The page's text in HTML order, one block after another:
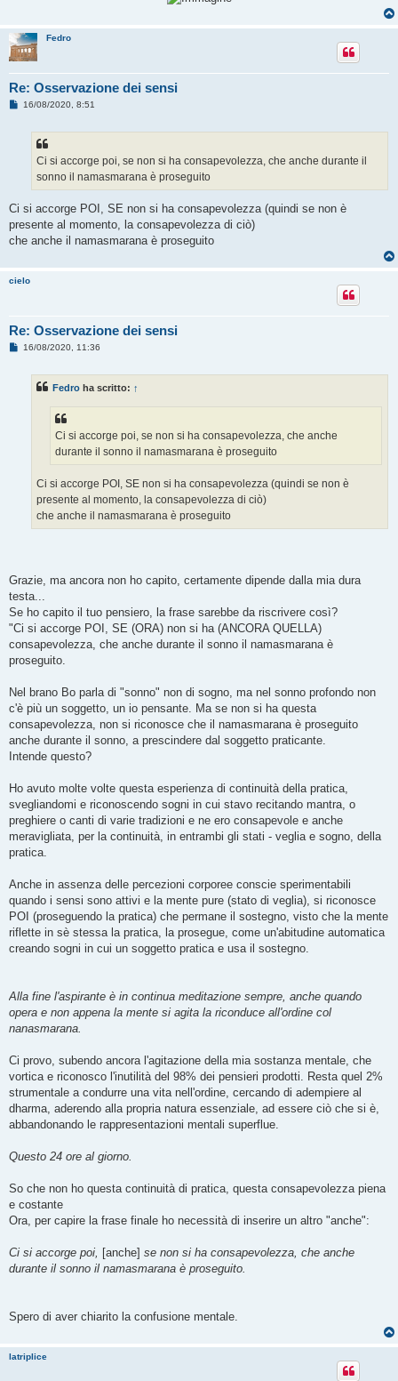
Fedro
Re: Osservazione dei sensi
M
16/08/2020, 8:51
Ci si accorge poi, se non si ha consapevolezza, che anche durante il
sonno il namasmarana è proseguito
Ci si accorge POI, SE non si ha consapevolezza (quindi se non è
presente al momento, la consapevolezza di ciò)
che anche il namasmarana è proseguito
cielo
Re: Osservazione dei sensi
M
16/08/2020, 11:36
Fedro ha scritto: ↑
Ci si accorge poi, se non si ha consapevolezza, che anche
durante il sonno il namasmarana è proseguito
Ci si accorge POI, SE non si ha consapevolezza (quindi se non è
presente al momento, la consapevolezza di ciò)
che anche il namasmarana è proseguito
Grazie, ma ancora non ho capito, certamente dipende dalla mia dura
testa...
Se ho capito il tuo pensiero, la frase sarebbe da riscrivere così?
"Ci si accorge POI, SE (ORA) non si ha (ANCORA QUELLA)
consapevolezza, che anche durante il sonno il namasmarana è
proseguito.
Nel brano Bo parla di "sonno" non di sogno, ma nel sonno profondo non
c'è più un soggetto, un io pensante. Ma se non si ha questa
consapevolezza, non si riconosce che il namasmarana è proseguito
anche durante il sonno, a prescindere dal soggetto praticante.
Intende questo?
Ho avuto molte volte questa esperienza di continuità della pratica,
svegliandomi e riconoscendo sogni in cui stavo recitando mantra, o
preghiere o canti di varie tradizioni e ne ero consapevole e anche
meravigliata, per la continuità, in entrambi gli stati - veglia e sogno, della
pratica.
Anche in assenza delle percezioni corporee conscie sperimentabili
quando i sensi sono attivi e la mente pure (stato di veglia), si riconosce
POI (proseguendo la pratica) che permane il sostegno, visto che la mente
riflette in sè stessa la pratica, la prosegue, come un'abitudine automatica
creando sogni in cui un soggetto pratica e usa il sostegno.
Alla fine l'aspirante è in continua meditazione sempre, anche quando
opera e non appena la mente si agita la riconduce all'ordine col
nanasmarana.
Ci provo, subendo ancora l'agitazione della mia sostanza mentale, che
vortica e riconosco l'inutilità del 98% dei pensieri prodotti. Resta quel 2%
strumentale a condurre una vita nell'ordine, cercando di adempiere al
dharma, aderendo alla propria natura essenziale, ad essere ciò che si è,
abbandonando le rappresentazioni mentali superflue.
Questo 24 ore al giorno.
So che non ho questa continuità di pratica, questa consapevolezza piena
e costante
Ora, per capire la frase finale ho necessità di inserire un altro "anche":
Ci si accorge poi, [anche] se non si ha consapevolezza, che anche
durante il sonno il namasmarana è proseguito.
Spero di aver chiarito la confusione mentale.
latriplice